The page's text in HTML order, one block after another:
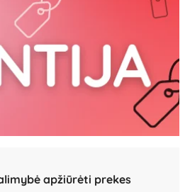
apžiūrėti prekes